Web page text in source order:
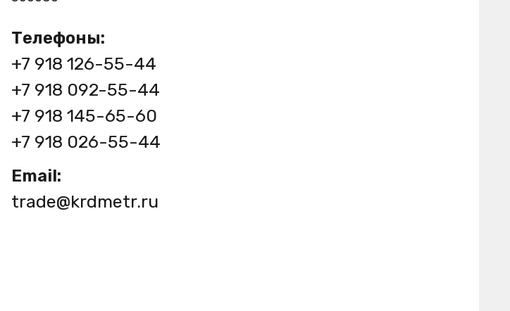
Телефоны:
+7 918 126-55-44
+7 918 092-55-44
+7 918 145-65-60
+7 918 026-55-44
Email:
trade@krdmetr.ru